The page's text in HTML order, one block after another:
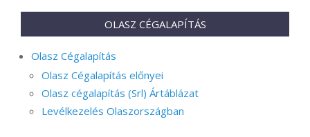
OLASZ CÉGALAPÍTÁS
Olasz Cégalapítás
Olasz Cégalapítás előnyei
Olasz cégalapítás (Srl) Ártáblázat
Levélkezelés Olaszországban